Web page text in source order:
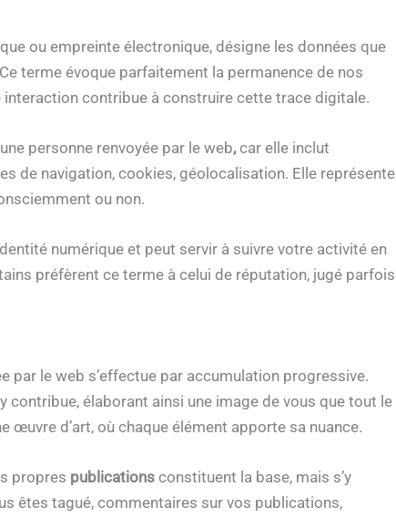
ou empreinte électronique, désigne les données que
terme évoque parfaitement la permanence de nos
interaction contribue à construire cette trace digitale.
personne renvoyée par le web,car elle inclut
de navigation, cookies, géolocalisation. Elle représente
ou non.
numérique et peut servir à suivre votre activité en
préfèrent ce terme à celui de réputation, jugé parfois
par le web s’effectue par accumulation progressive.
contribue, élaborant ainsi une image de vous que tout le
œuvre d’art, où chaque élément apporte sa nuance.
propres publications constituent la base, mais s’y
êtes tagué, commentaires sur vos publications,